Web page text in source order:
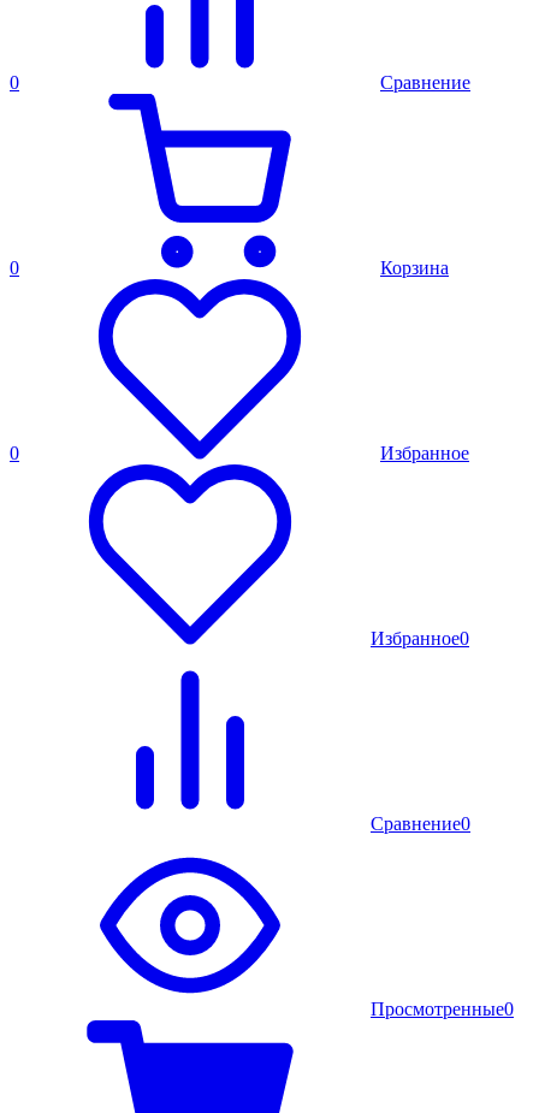
0 Сравнение
0 Корзина
0 Избранное
Избранное0
Сравнение0
Просмотренные0